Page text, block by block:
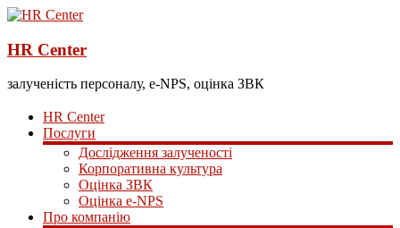
HR Center
залученість персоналу, e-NPS, оцінка ЗВК
HR Center
Послуги
Дослідження залученості
Корпоративна культура
Оцінка ЗВК
Оцінка e-NPS
Про компанію